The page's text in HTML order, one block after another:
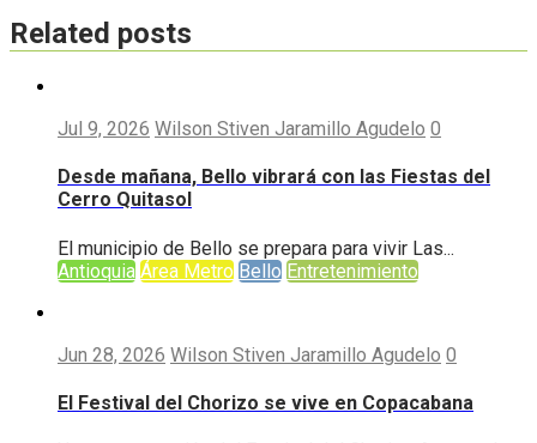
Related posts
Jul 9, 2026 Wilson Stiven Jaramillo Agudelo 0
Desde mañana, Bello vibrará con las Fiestas del
Cerro Quitasol
El municipio de Bello se prepara para vivir Las...
Antioquia Área Metro Bello Entretenimiento
Jun 28, 2026 Wilson Stiven Jaramillo Agudelo 0
El Festival del Chorizo se vive en Copacabana